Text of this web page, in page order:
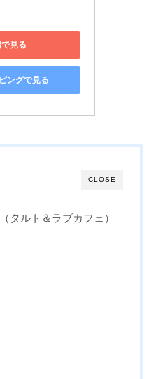
見る
ングで見る
CLOSE
タルト＆ラブカフェ）